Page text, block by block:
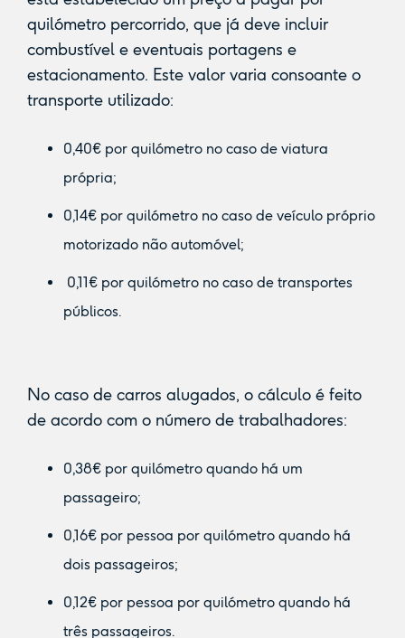
quilómetro percorrido, que já deve incluir
combustível e eventuais portagens e
estacionamento. Este valor varia consoante o
transporte utilizado:
0,40€ por quilómetro no caso de viatura
própria;
0,14€ por quilómetro no caso de veículo próprio
motorizado não automóvel;
0,11€ por quilómetro no caso de transportes
públicos.
No caso de carros alugados, o cálculo é feito
de acordo com o número de trabalhadores:
0,38€ por quilómetro quando há um
passageiro;
0,16€ por pessoa por quilómetro quando há
dois passageiros;
0,12€ por pessoa por quilómetro quando há
três passageiros.